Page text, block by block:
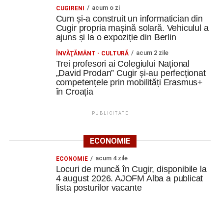
CUGIRENI acum o zi
Cum și-a construit un informatician din
Cugir propria mașină solară. Vehiculul a
ajuns și la o expoziție din Berlin
ÎNVĂŢĂMÂNT - CULTURĂ acum 2 zile
Trei profesori ai Colegiului Național
„David Prodan” Cugir și-au perfecționat
competențele prin mobilități Erasmus+
în Croația
PUBLICITATE
ECONOMIE
ECONOMIE acum 4 zile
Locuri de muncă în Cugir, disponibile la
4 august 2026. AJOFM Alba a publicat
lista posturilor vacante